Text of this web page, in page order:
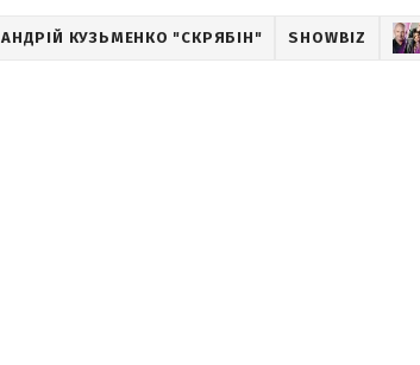
АНДРІЙ КУЗЬМЕНКО "СКРЯБІН" SHOWBIZ